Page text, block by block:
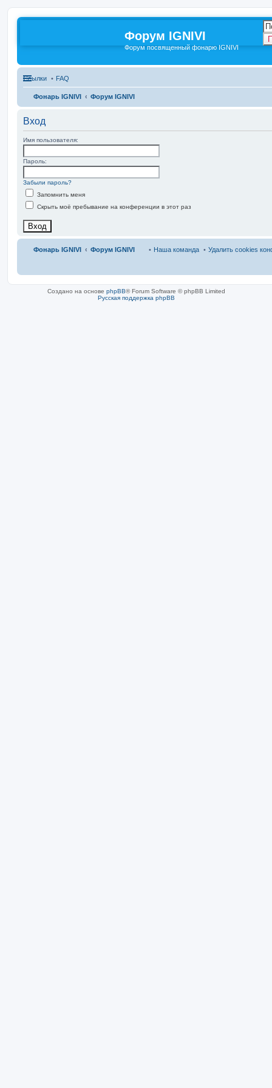
Форум IGNIVI
Форум посвященный фонарю IGNIVI
Ссылки FAQ
Фонарь IGNIVI Форум IGNIVI
Вход
Имя пользователя:
Пароль:
Забыли пароль?
Запомнить меня
Скрыть моё пребывание на конференции в этот раз
Фонарь IGNIVI Форум IGNIVI Удалить cookies
Наша команда
Создано на основе phpBB® Forum Software © phpBB Limited
Русская поддержка phpBB